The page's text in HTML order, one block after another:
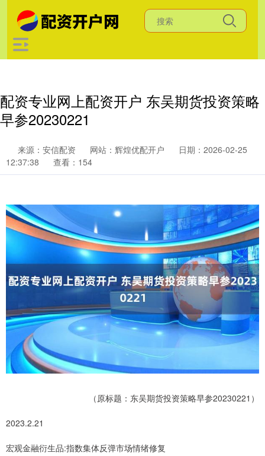
配资专业网上配资开户 东吴期货投资策略
早参20230221
来源：安信配资 网站：辉煌优配开户
日期：2026-02-25
12:37:38
查看：154
（原标题：东吴期货投资策略早参20230221）
2023.2.21
宏观金融衍生品:指数集体反弹市场情绪修复